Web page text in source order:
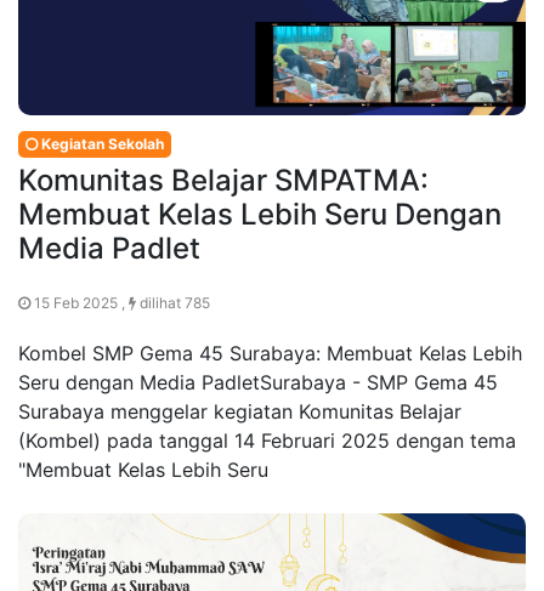
Kegiatan Sekolah
Komunitas Belajar SMPATMA:
Membuat Kelas Lebih Seru Dengan
Media Padlet
15 Feb 2025 , dilihat 785
Kombel SMP Gema 45 Surabaya: Membuat Kelas Lebih
Seru dengan Media PadletSurabaya - SMP Gema 45
Surabaya menggelar kegiatan Komunitas Belajar
(Kombel) pada tanggal 14 Februari 2025 dengan tema
"Membuat Kelas Lebih Seru